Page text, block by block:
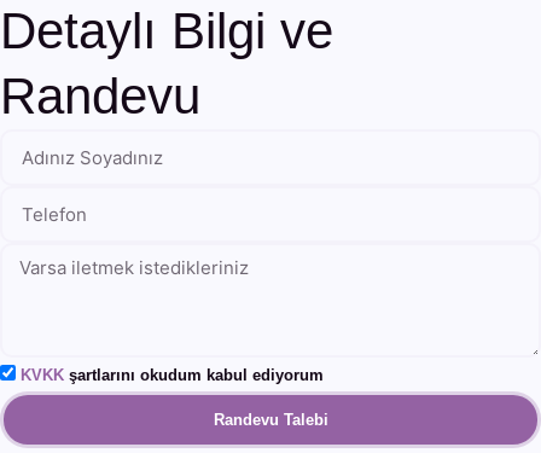
Detaylı Bilgi ve
Randevu
KVKK şartlarını okudum kabul ediyorum
Randevu Talebi